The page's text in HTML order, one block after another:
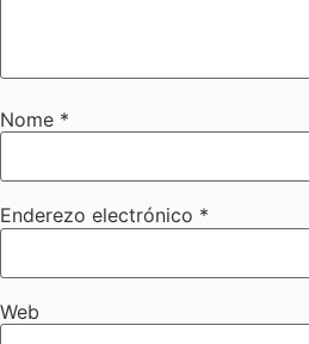
Nome *
Enderezo electrónico *
Web